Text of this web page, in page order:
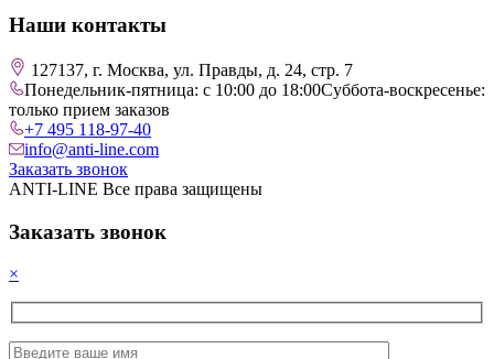
Наши контакты
127137, г. Москва, ул. Правды, д. 24, стр. 7
Понедельник-пятница: с 10:00 до 18:00Суббота-воскресенье:
только прием заказов
+7 495 118-97-40
info@anti-line.com
Заказать звонок
ANTI-LINE Все права защищены
Заказать звонок
×